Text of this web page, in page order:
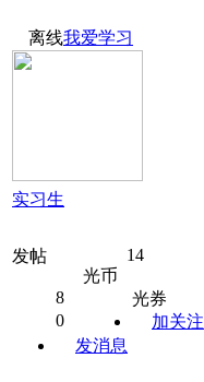
离线我爱学习
实习生
发帖
14
光币
8
光券
0
加关注
发消息